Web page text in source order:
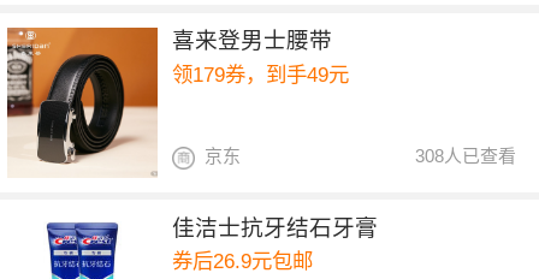
喜来登男士腰带
领179券，到手49元
308人已查看
京东
佳洁士抗牙结石牙膏
券后26.9元包邮